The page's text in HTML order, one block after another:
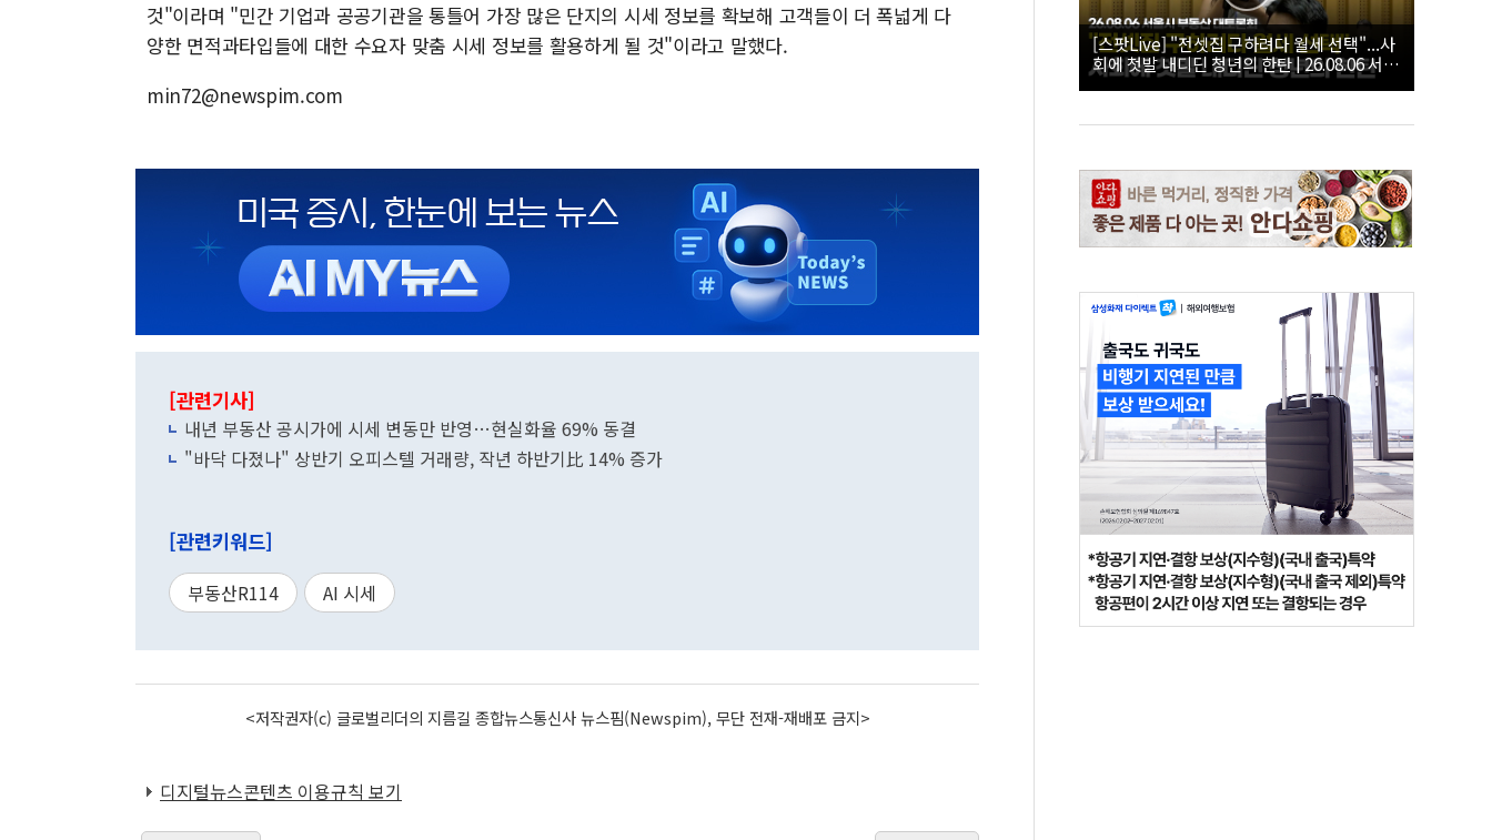
것"이라며 "민간 기업과 공공기관을 통틀어 가장 많은 단지의 시세 정보를 확보해 고객들이 더 폭넓게 다
양한 면적과타입들에 대한 수요자 맞춤 시세 정보를 활용하게 될 것"이라고 말했다.
min72@newspim.com
[관련기사]
내년 부동산 공시가에 시세 변동만 반영…현실화율 69% 동결
"바닥 다졌나" 상반기 오피스텔 거래량, 작년 하반기比 14% 증가
[관련키워드]
부동산R114 AI 시세
<저작권자(c) 글로벌리더의 지름길 종합뉴스통신사 뉴스핌(Newspim), 무단 전재-재배포 금지>
디지털뉴스콘텐츠 이용규칙 보기
[스팟Live] "전셋집 구하려다 월세 선택"...사
회에 첫발 내디딘 청년의 한탄 | 26.08.06 서울
시 부동산 대토론회